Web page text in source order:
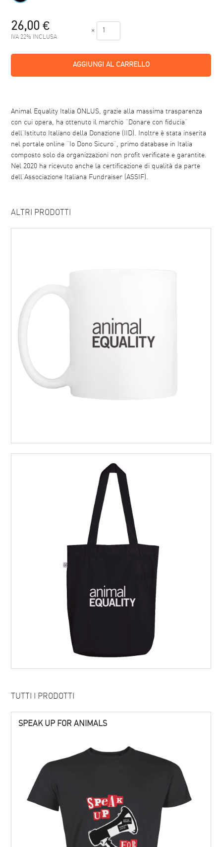
26,00 €
IVA 22% INCLUSA
×
AGGIUNGI AL CARRELLO
Animal Equality Italia ONLUS, grazie alla massima trasparenza
con cui opera, ha ottenuto il marchio “Donare con fiducia”
dell’Istituto Italiano della Donazione (IID). Inoltre è stata inserita
nel portale online “Io Dono Sicuro”, primo database in Italia
composto solo da organizzazioni non profit verificate e garantite.
Nel 2020 ha ricevuto anche la certificazione di qualità da parte
dell’Associazione Italiana Fundraiser (ASSIF).
ALTRI PRODOTTI
TUTTI I PRODOTTI
SPEAK UP FOR ANIMALS